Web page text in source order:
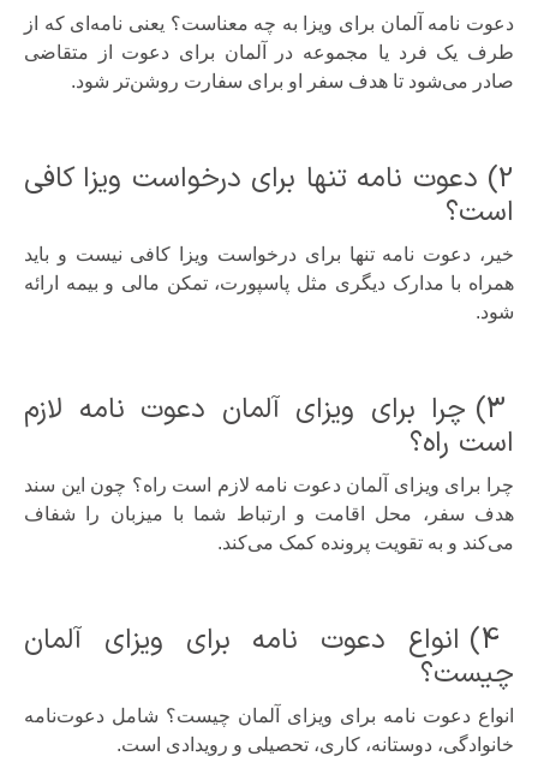
دعوت نامه آلمان برای ویزا به چه معناست؟ یعنی نامه‌ای که از
طرف یک فرد یا مجموعه در آلمان برای دعوت از متقاضی
صادر می‌شود تا هدف سفر او برای سفارت روشن‌تر شود.
2) دعوت نامه تنها برای درخواست ویزا کافی
است؟
خیر، دعوت نامه تنها برای درخواست ویزا کافی نیست و باید
همراه با مدارک دیگری مثل پاسپورت، تمکن مالی و بیمه ارائه
شود.
3) چرا برای ویزای آلمان دعوت نامه لازم
است راه؟
چرا برای ویزای آلمان دعوت نامه لازم است راه؟ چون این سند
هدف سفر، محل اقامت و ارتباط شما با میزبان را شفاف
می‌کند و به تقویت پرونده کمک می‌کند.
4) انواع دعوت نامه برای ویزای آلمان
چیست؟
انواع دعوت نامه برای ویزای آلمان چیست؟ شامل دعوت‌نامه
خانوادگی، دوستانه، کاری، تحصیلی و رویدادی است.